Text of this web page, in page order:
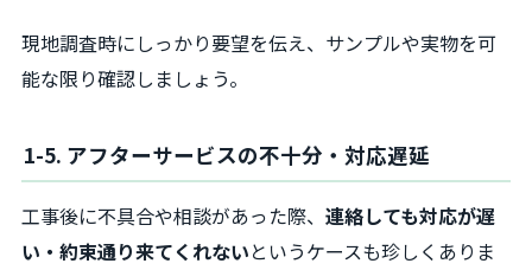
現地調査時にしっかり要望を伝え、サンプルや実物を可
能な限り確認しましょう。
1-5. アフターサービスの不十分・対応遅延
工事後に不具合や相談があった際、 連絡しても対応が遅
い・約束通り来てくれないというケースも珍しくありま